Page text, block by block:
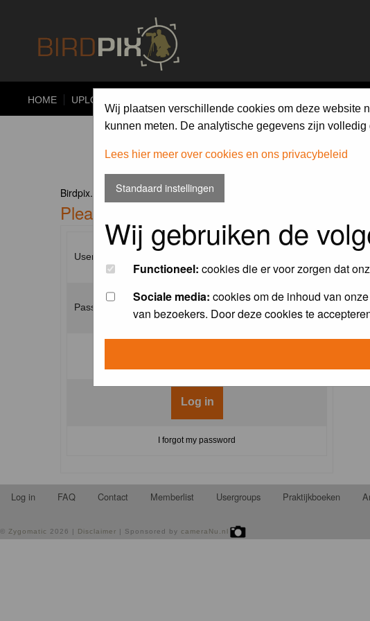
HOME UPLOAD
Wij plaatsen verschillende cookies om deze website
kunnen meten. De analytische gegevens zijn
Lees hier meer over cookies en ons privacybeleid
Standaard instellingen
Wij gebruiken de
Functioneel: cookies die er voor zorgen dat
Sociale media: cookies om de inhoud van
van bezoekers. Door deze cookies te
Birdpix.nl Forum Index
Please enter your username and password
Username:
Password:
I forgot my password
Log in FAQ Contact Memberlist Usergroups Praktijkboeken
© Zygomatic 2026 | Disclaimer | Sponsored by cameraNu.nl